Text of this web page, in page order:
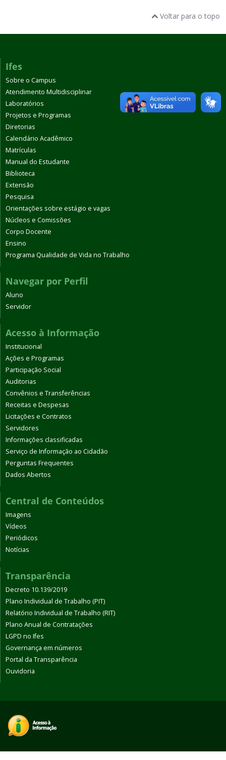
Voltar para o topo
Ifes
Sobre o Campus
Atendimento Multidisciplinar
Laboratórios
Projetos e Programas
Diretorias
Calendário Acadêmico
Matrículas
Manual do Estudante
Biblioteca
Extensão
Pesquisa
Orientações sobre estágio e vagas
Núcleos e Comissões
Corpo Docente
Ensino
Programa Qualidade de Vida no Trabalho
Navegar por Perfil
Aluno
Servidor
Acesso à Informação
Institucional
Ações e Programas
Participação Social
Auditorias
Convênios e Transferências
Receitas e Despesas
Licitações e Contratos
Servidores
Informações classificadas
Serviço de Informação ao Cidadão
Perguntas Frequentes
Dados Abertos
Central de Conteúdos
Imagens
Vídeos
Periódicos
Notícias
Transparência
Decreto 10.139/2019
Plano Individual de Trabalho (PIT)
Relatório Individual de Trabalho (RIT)
Plano Anual de Contratações
LGPD no Ifes
Governança em números
Portal da Transparência
Ouvidoria